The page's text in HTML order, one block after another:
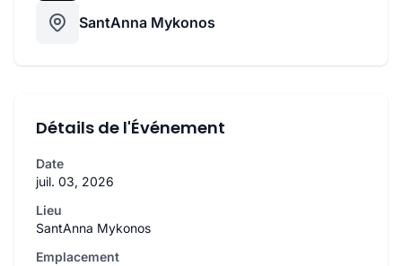
SantAnna Mykonos
Détails de l'Événement
Date
juil. 03, 2026
Lieu
SantAnna Mykonos
Emplacement